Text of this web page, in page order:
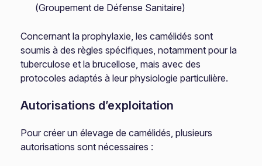
(Groupement de Défense Sanitaire)
Concernant la prophylaxie, les camélidés sont
soumis à des règles spécifiques, notamment pour la
tuberculose et la brucellose, mais avec des
protocoles adaptés à leur physiologie particulière.
Autorisations d’exploitation
Pour créer un élevage de camélidés, plusieurs
autorisations sont nécessaires :